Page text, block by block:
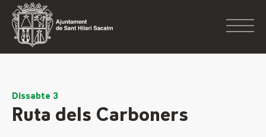
Dissabte 3
Ruta dels Carboners